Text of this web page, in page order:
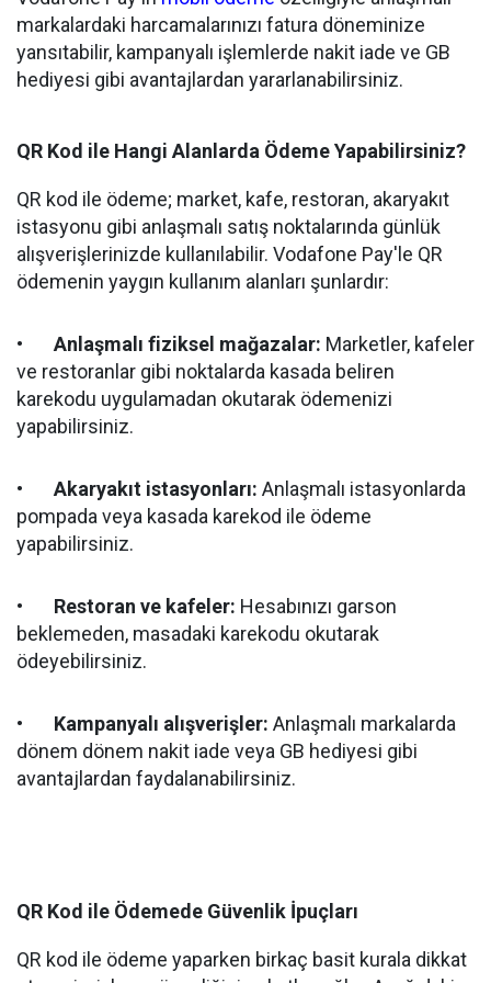
markalardaki harcamalarınızı fatura döneminize
yansıtabilir, kampanyalı işlemlerde nakit iade ve GB
hediyesi gibi avantajlardan yararlanabilirsiniz.
QR Kod ile Hangi Alanlarda Ödeme Yapabilirsiniz?
QR kod ile ödeme; market, kafe, restoran, akaryakıt
istasyonu gibi anlaşmalı satış noktalarında günlük
alışverişlerinizde kullanılabilir. Vodafone Pay'le QR
ödemenin yaygın kullanım alanları şunlardır:
• Anlaşmalı fiziksel mağazalar: Marketler, kafeler
ve restoranlar gibi noktalarda kasada beliren
karekodu uygulamadan okutarak ödemenizi
yapabilirsiniz.
• Akaryakıt istasyonları: Anlaşmalı istasyonlarda
pompada veya kasada karekod ile ödeme
yapabilirsiniz.
• Restoran ve kafeler: Hesabınızı garson
beklemeden, masadaki karekodu okutarak
ödeyebilirsiniz.
• Kampanyalı alışverişler: Anlaşmalı markalarda
dönem dönem nakit iade veya GB hediyesi gibi
avantajlardan faydalanabilirsiniz.
QR Kod ile Ödemede Güvenlik İpuçları
QR kod ile ödeme yaparken birkaç basit kurala dikkat